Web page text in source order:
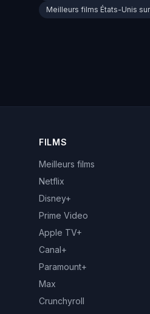
Meilleurs films États-Unis
FILMS
Meilleurs films
Netflix
Disney+
Prime Video
Apple TV+
Canal+
Paramount+
Max
Crunchyroll